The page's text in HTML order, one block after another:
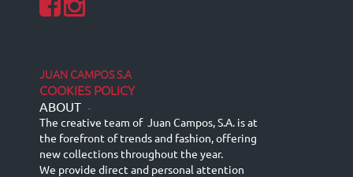
JUAN CAMPOS S.A
COOKIES POLICY
ABOUT -
The creative team of Juan Campos, S.A. is at
the forefront of trends and fashion, offering
new collections throughout the year.
We provide direct and personal attention